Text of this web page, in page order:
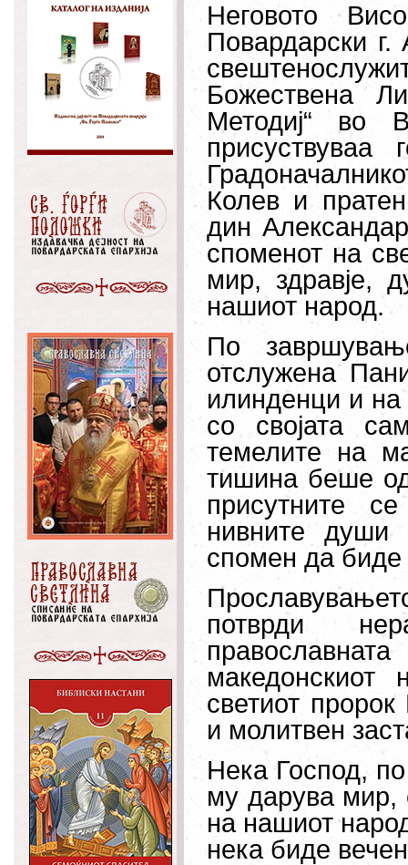
Неговото
Повардарски г.
Божествена
Методиј“ во
Колев и
дин
споменот на
мир, здравје,
нашиот народ.
По
отслужена
илинденци и на
со својата
темелите на
тишина беше
присутните
нивните души
спомен да биде
потврди
македонскиот
светиот
и молитвен
Нека Господ,
му дарува мир,
на нашиот
нека биде